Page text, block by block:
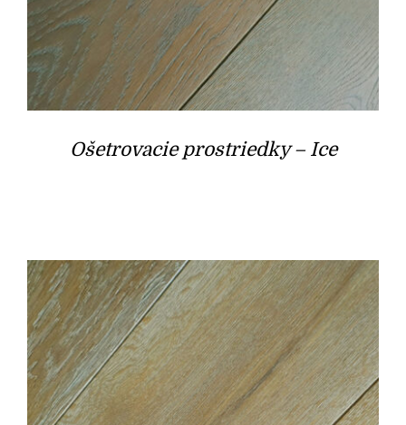
Ošetrovacie prostriedky – Ice